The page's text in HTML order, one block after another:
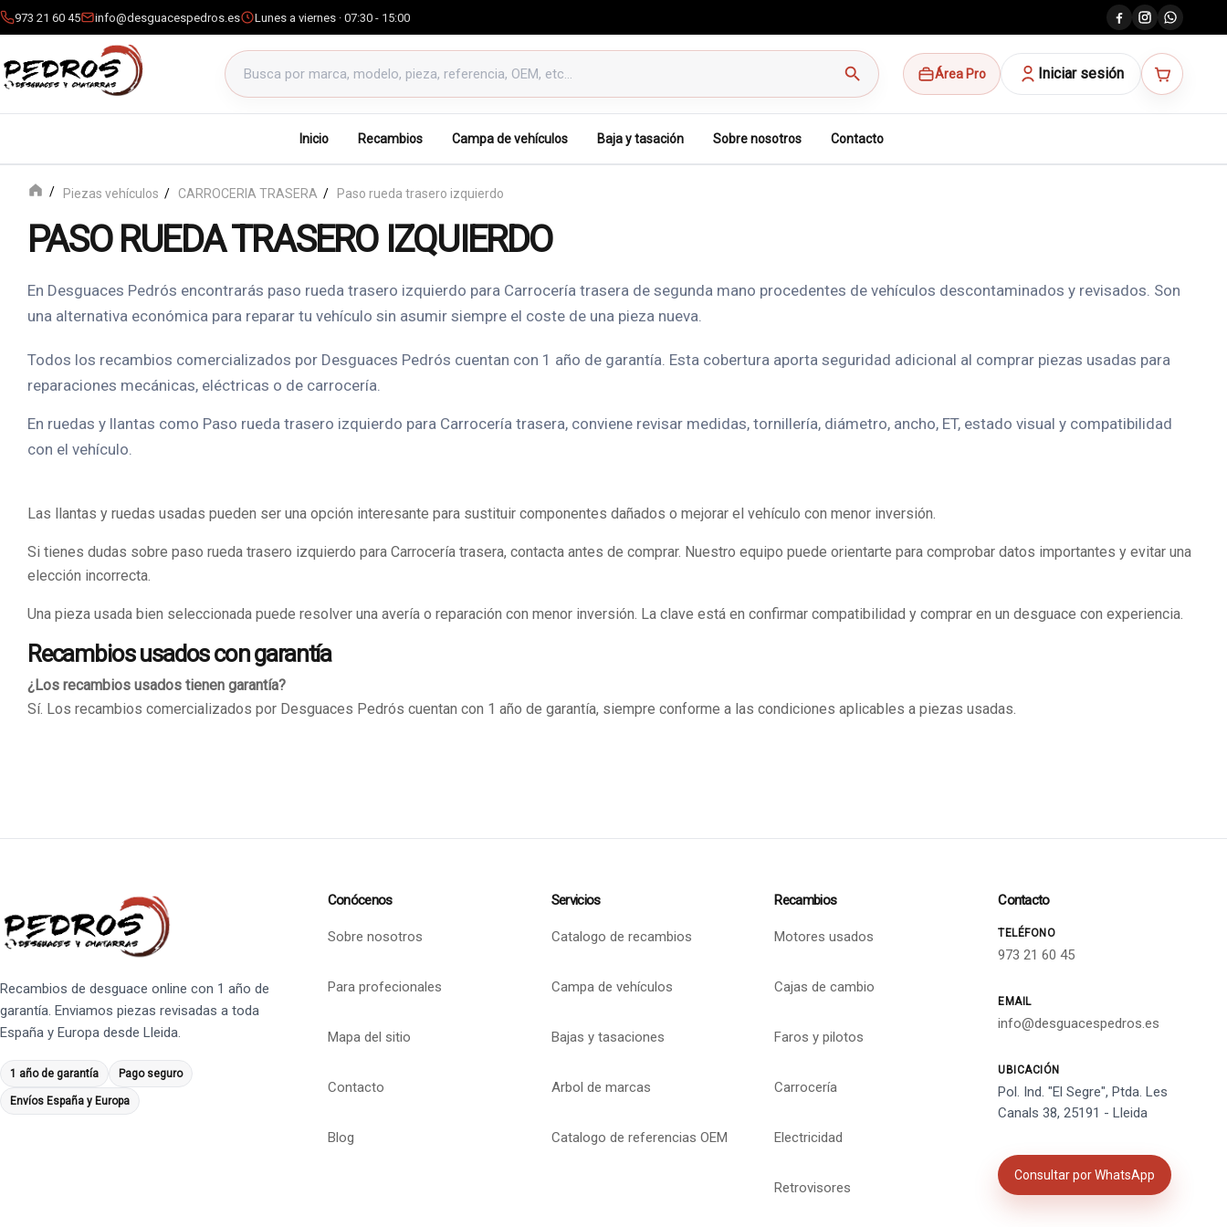
973 21 60 45 info@desguacespedros.es Lunes a viernes · 07:30 - 15:00
Buscar productos
search Área Pro Iniciar sesión
Inicio Recambios Campa de vehículos Baja y tasación Sobre nosotros Contacto
Piezas vehículos CARROCERIA TRASERA Paso rueda trasero izquierdo
PASO RUEDA TRASERO IZQUIERDO
En Desguaces Pedrós encontrarás paso rueda trasero izquierdo para Carrocería trasera de segunda mano procedentes de vehículos descontaminados y revisados. Son
una alternativa económica para reparar tu vehículo sin asumir siempre el coste de una pieza nueva.
Todos los recambios comercializados por Desguaces Pedrós cuentan con 1 año de garantía. Esta cobertura aporta seguridad adicional al comprar piezas usadas para
reparaciones mecánicas, eléctricas o de carrocería.
En ruedas y llantas como Paso rueda trasero izquierdo para Carrocería trasera, conviene revisar medidas, tornillería, diámetro, ancho, ET, estado visual y compatibilidad
con el vehículo.
Las llantas y ruedas usadas pueden ser una opción interesante para sustituir componentes dañados o mejorar el vehículo con menor inversión.
Si tienes dudas sobre paso rueda trasero izquierdo para Carrocería trasera, contacta antes de comprar. Nuestro equipo puede orientarte para comprobar datos importantes y evitar una
elección incorrecta.
Una pieza usada bien seleccionada puede resolver una avería o reparación con menor inversión. La clave está en confirmar compatibilidad y comprar en un desguace con experiencia.
Recambios usados con garantía
¿Los recambios usados tienen garantía?
Sí. Los recambios comercializados por Desguaces Pedrós cuentan con 1 año de garantía, siempre conforme a las condiciones aplicables a piezas usadas.
Recambios de desguace online con 1 año de
garantía. Enviamos piezas revisadas a toda
España y Europa desde Lleida.
1 año de garantía Pago seguro
Envíos España y Europa
Conócenos
Sobre nosotros
Para profecionales
Mapa del sitio
Contacto
Blog
Servicios
Catalogo de recambios
Campa de vehículos
Bajas y tasaciones
Arbol de marcas
Catalogo de referencias OEM
Recambios
Motores usados
Cajas de cambio
Faros y pilotos
Carrocería
Electricidad
Retrovisores
Contacto
TELÉFONO
973 21 60 45
EMAIL
info@desguacespedros.es
UBICACIÓN
Pol. Ind. "El Segre", Ptda. Les
Canals 38, 25191 - Lleida
Consultar por WhatsApp